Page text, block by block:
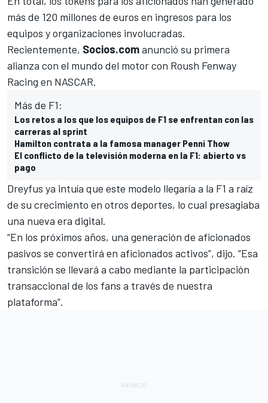
más de 120 millones de euros en ingresos para los
equipos y organizaciones involucradas.
Recientemente, Socios.comanunció su primera
alianza con el mundo del motor con Roush Fenway
Racing en NASCAR.
Más de F1:
Los retos a los que los equipos de F1 se enfrentan con las
carreras al sprint
Hamilton contrata a la famosa manager Penni Thow
El conflicto de la televisión moderna en la F1: abierto vs
pago
Dreyfus ya intuía que este modelo llegaría a la F1 a raíz
de su crecimiento en otros deportes, lo cual presagiaba
una nueva era digital.
“En los próximos años, una generación de aficionados
pasivos se convertirá en aficionados activos”, dijo. “Esa
transición se llevará a cabo mediante la participación
transaccional de los fans a través de nuestra
plataforma”.